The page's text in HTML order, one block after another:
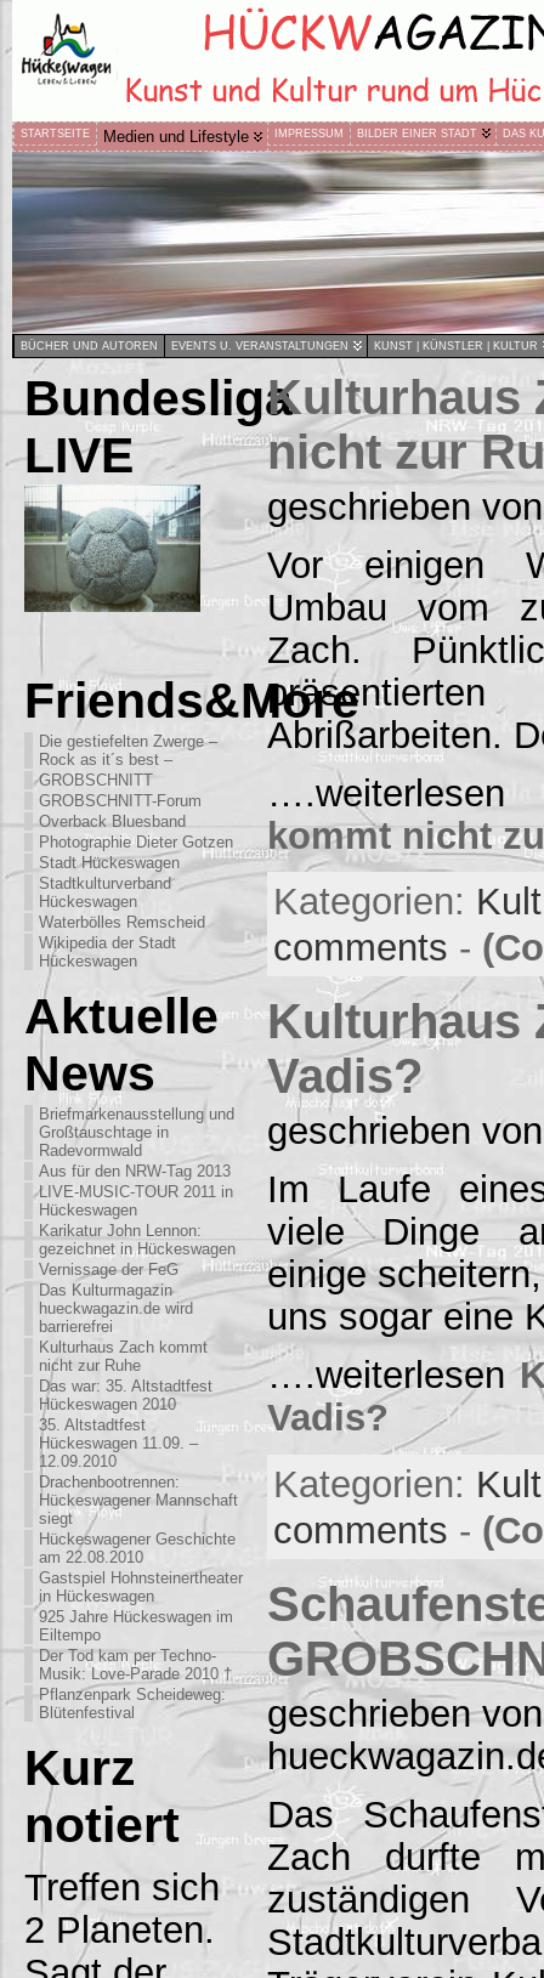
STARTSEITE Medien und Lifestyle IMPRESSUM BILDER EINER STADT DAS
BÜCHER UND AUTOREN EVENTS U. VERANSTALTUNGEN KUNST | KÜNSTLER | KULTUR
Bundesliga
LIVE
Friends&More
Die gestiefelten Zwerge –
Rock as it´s best –
GROBSCHNITT
GROBSCHNITT-Forum
Overback Bluesband
Photographie Dieter Gotzen
Stadt Hückeswagen
Stadtkulturverband
Hückeswagen
Waterbölles Remscheid
Wikipedia der Stadt
Hückeswagen
Aktuelle
News
Briefmarkenausstellung und
Großtauschtage in
Radevormwald
Aus für den NRW-Tag 2013
LIVE-MUSIC-TOUR 2011 in
Hückeswagen
Karikatur John Lennon:
gezeichnet in Hückeswagen
Vernissage der FeG
Das Kulturmagazin
hueckwagazin.de wird
barrierefrei
Kulturhaus Zach kommt
nicht zur Ruhe
Das war: 35. Altstadtfest
Hückeswagen 2010
35. Altstadtfest
Hückeswagen 11.09. –
12.09.2010
Drachenbootrennen:
Hückeswagener Mannschaft
siegt
Hückeswagener Geschichte
am 22.08.2010
Gastspiel Hohnsteinertheater
in Hückeswagen
925 Jahre Hückeswagen im
Eiltempo
Der Tod kam per Techno-
Musik: Love-Parade 2010 †
Pflanzenpark Scheideweg:
Blütenfestival
Kurz
notiert
Treffen sich
2 Planeten.
Kulturhaus
nicht zur
geschrieben
Vor einigen
Umbau vom
Zach.
Abrißarbeiten.
kommt nicht
Kategorien:
comments -
Kulturhaus
Vadis?
geschrieben
Im Laufe
viele Dinge
einige
uns sogar eine
….weiterlesen
Vadis?
Kategorien:
comments -
geschrieben
Das
Zach durfte
zuständigen